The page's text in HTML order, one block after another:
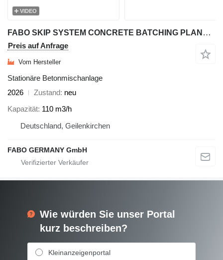
VIDEO
FABO SKIP SYSTEM CONCRETE BATCHING PLANT | 110m3/h Capacity
Preis auf Anfrage
Vom Hersteller
Stationäre Betonmischanlage
2026
Zustand neu
Kapazität 110 m3/h
Deutschland, Geilenkirchen
FABO GERMANY GmbH
Wie würden Sie unser Portal
kurz beschreiben?
Kleinanzeigenportal